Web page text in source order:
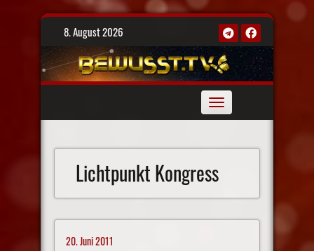
Skip
8. August 2026
Toggle
navigation
Lichtpunkt Kongress
20. Juni 2011